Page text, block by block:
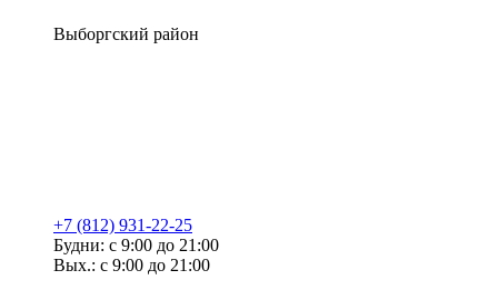
Выборгский район
+7 (812) 931-22-25
Будни: с 9:00 до 21:00
Вых.: с 9:00 до 21:00